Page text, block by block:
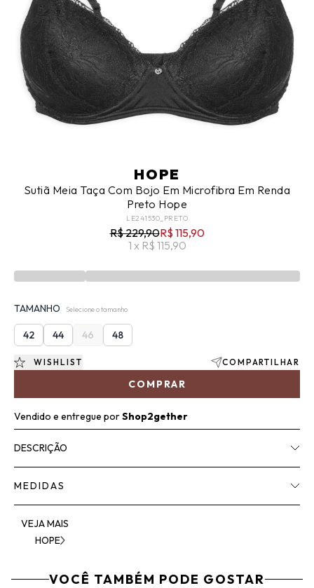
HOPE
Sutiã Meia Taça Com Bojo Em Microfibra Em Renda
Preto Hope
LE241530_PRETO
R$ 229,90R$ 115,90
1 x R$ 115,90
TAMANHO Selecione o tamanho
42 44 46 48
COMPRAR
WISHLIST COMPARTILHAR
Vendido e entregue porShop2gether
DESCRIÇÃO
MEDIDAS
VEJA MAIS
HOPE
VOCÊ TAMBÉM PODE GOSTAR